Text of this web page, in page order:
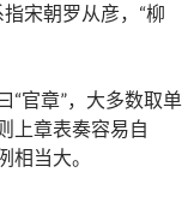
宋朝罗从彦，“柳
“官章”，大多数取单
上章表奏容易自
当大。